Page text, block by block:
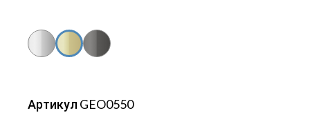
Артикул GEO0550